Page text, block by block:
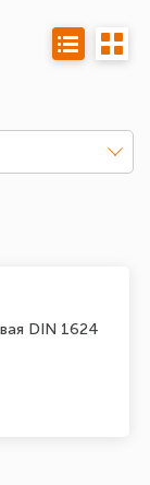
DIN 1624